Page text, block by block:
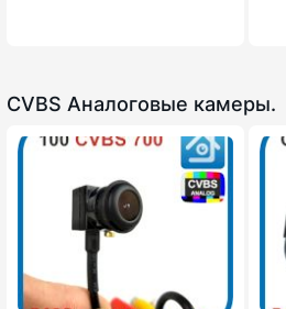
CVBS Аналоговые камеры.